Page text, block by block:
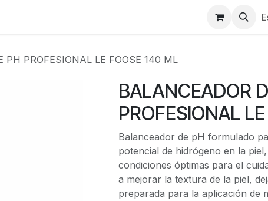
PH PROFESIONAL LE FOOSE 140 ML
BALANCEADOR
PROFESIONAL
Balanceador de pH formulado
potencial de hidrógeno en la
condiciones óptimas para el
a mejorar la textura de la piel,
preparada para la aplicación de